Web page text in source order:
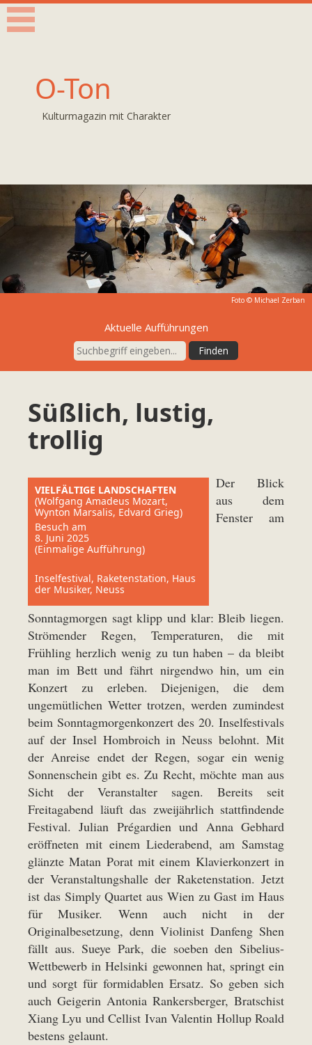
O-Ton
Kulturmagazin mit Charakter
Foto © Michael Zerban
Aktuelle Aufführungen
Süßlich, lustig,
trollig
VIELFÄLTIGE LANDSCHAFTEN
(Wolfgang Amadeus Mozart,
Wynton Marsalis, Edvard Grieg)
Besuch am
8. Juni 2025
(Einmalige Aufführung)
Inselfestival, Raketenstation, Haus
der Musiker, Neuss
Der Blick
aus dem
Fenster am
Sonntagmorgen sagt klipp und klar: Bleib liegen.
Strömender Regen, Temperaturen, die mit
Frühling herzlich wenig zu tun haben – da bleibt
man im Bett und fährt nirgendwo hin, um ein
Konzert zu erleben. Diejenigen, die dem
ungemütlichen Wetter trotzen, werden zumindest
beim Sonntagmorgenkonzert des 20. Inselfestivals
auf der Insel Hombroich in Neuss belohnt. Mit
der Anreise endet der Regen, sogar ein wenig
Sonnenschein gibt es. Zu Recht, möchte man aus
Sicht der Veranstalter sagen. Bereits seit
Freitagabend läuft das zweijährlich stattfindende
Festival. Julian Prégardien und Anna Gebhard
eröffneten mit einem Liederabend, am Samstag
glänzte Matan Porat mit einem Klavierkonzert in
der Veranstaltungshalle der Raketenstation. Jetzt
ist das Simply Quartet aus Wien zu Gast im Haus
für Musiker. Wenn auch nicht in der
Originalbesetzung, denn Violinist Danfeng Shen
fällt aus. Sueye Park, die soeben den Sibelius-
Wettbewerb in Helsinki gewonnen hat, springt ein
und sorgt für formidablen Ersatz. So geben sich
auch Geigerin Antonia Rankersberger, Bratschist
Xiang Lyu und Cellist Ivan Valentin Hollup Roald
bestens gelaunt.